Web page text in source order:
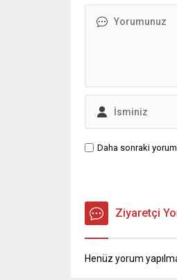
Daha sonraki
Ziyaretçi
Henüz yorum